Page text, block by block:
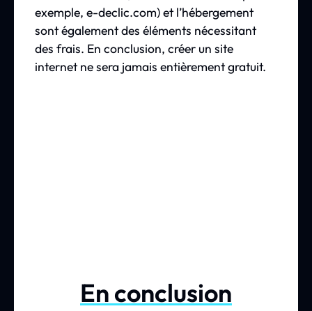
exemple, e-declic.com) et l’hébergement
sont également des éléments nécessitant
des frais. En conclusion, créer un site
internet ne sera jamais entièrement gratuit.
En conclusion